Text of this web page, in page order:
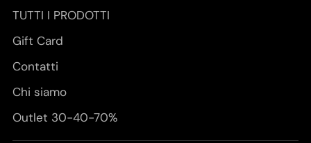
TUTTI I PRODOTTI
Gift Card
Contatti
Chi siamo
Outlet 30-40-70%